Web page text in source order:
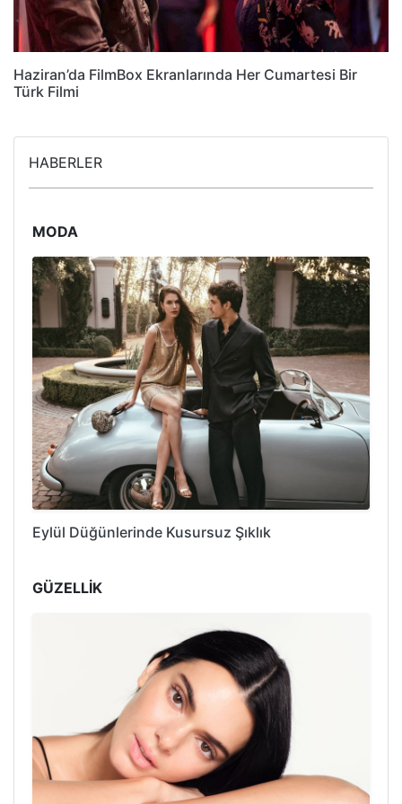
Haziran’da FilmBox Ekranlarında Her Cumartesi Bir
Türk Filmi
HABERLER
MODA
Eylül Düğünlerinde Kusursuz Şıklık
GÜZELLİK